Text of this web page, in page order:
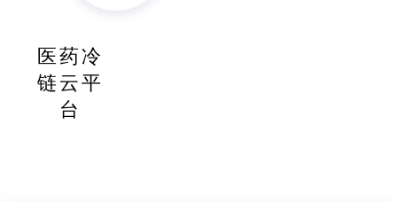
医药冷
链云平
台